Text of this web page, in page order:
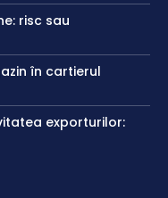
risc sau
în cartierul
exporturilor: